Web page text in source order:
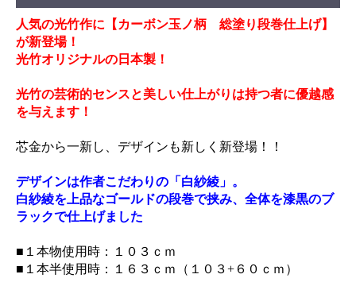
人気の光竹作に【カーボン玉ノ柄 総塗り段巻仕上げ】
が新登場！
光竹オリジナルの日本製！
光竹の芸術的センスと美しい仕上がりは持つ者に優越感
を与えます！
芯金から一新し、デザインも新しく新登場！！
デザインは作者こだわりの「白紗綾」。
白紗綾を上品なゴールドの段巻で挟み、全体を漆黒のブ
ラックで仕上げました
■１本物使用時：１０３ｃｍ
■１本半使用時：１６３ｃｍ（１０３+６０ｃｍ）